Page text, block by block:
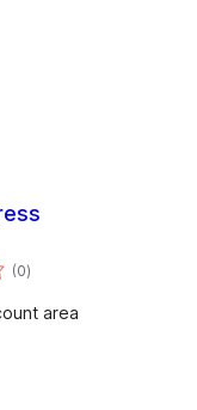
(0個
の
価
)
area